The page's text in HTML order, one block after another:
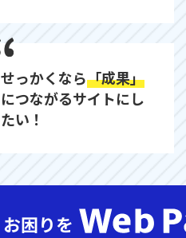
せっかくなら「成果」
につながるサイトにし
たい！